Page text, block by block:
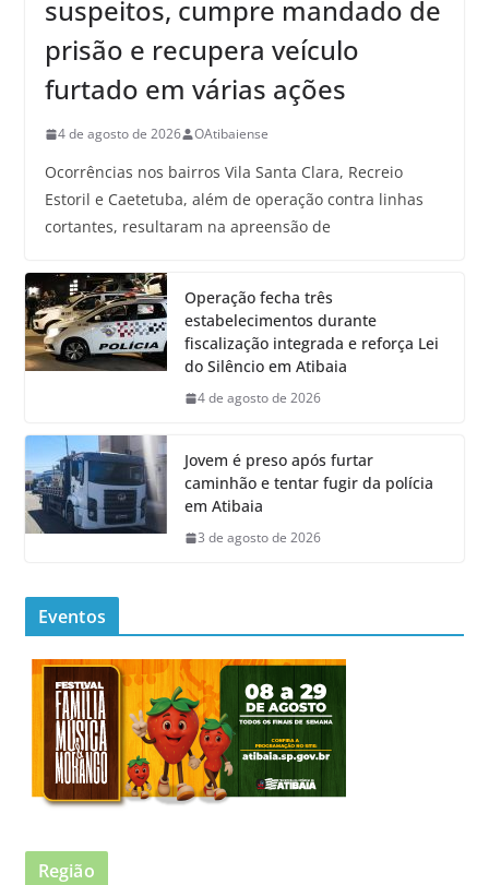
suspeitos, cumpre mandado de
prisão e recupera veículo
furtado em várias ações
4 de agosto de 2026 OAtibaiense
Ocorrências nos bairros Vila Santa Clara, Recreio
Estoril e Caetetuba, além de operação contra linhas
cortantes, resultaram na apreensão de
Operação fecha três
estabelecimentos durante
fiscalização integrada e reforça Lei
do Silêncio em Atibaia
4 de agosto de 2026
Jovem é preso após furtar
caminhão e tentar fugir da polícia
em Atibaia
3 de agosto de 2026
Eventos
Região